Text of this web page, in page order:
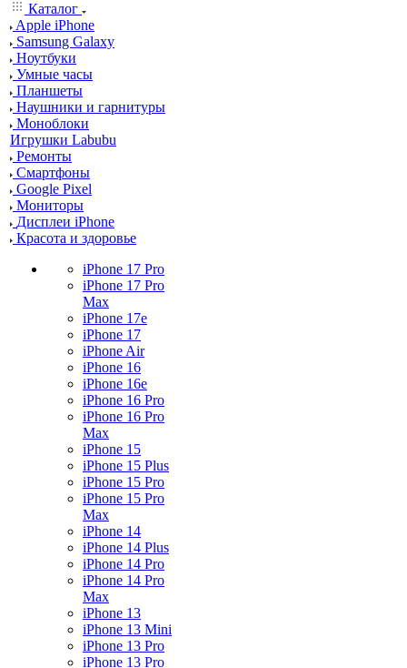
Каталог
Apple iPhone
Samsung Galaxy
Ноутбуки
Умные часы
Планшеты
Наушники и гарнитуры
Моноблоки
Игрушки Labubu
Ремонты
Смартфоны
Google Pixel
Мониторы
Дисплеи iPhone
Красота и здоровье
iPhone 17 Pro
iPhone 17 Pro
Max
iPhone 17e
iPhone 17
iPhone Air
iPhone 16
iPhone 16e
iPhone 16 Pro
iPhone 16 Pro
Max
iPhone 15
iPhone 15 Plus
iPhone 15 Pro
iPhone 15 Pro
Max
iPhone 14
iPhone 14 Plus
iPhone 14 Pro
iPhone 14 Pro
Max
iPhone 13
iPhone 13 Mini
iPhone 13 Pro
iPhone 13 Pro